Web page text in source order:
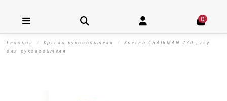
0
Главная Кресла руководителя
Кресло CHAIRMAN 230 grey
для руководителя